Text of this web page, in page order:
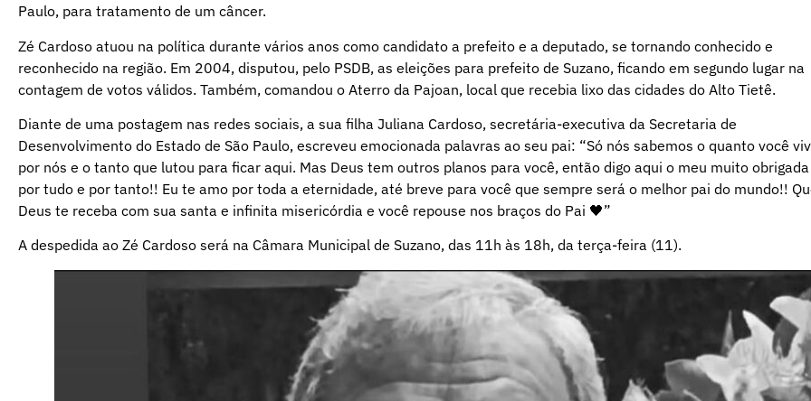
Paulo, para tratamento de um câncer.
Zé Cardoso atuou na política durante vários anos como candidato a prefeito e a deputado, se tornando conhecido e
reconhecido na região. Em 2004, disputou, pelo PSDB, as eleições para prefeito de Suzano, ficando em segundo lugar na
contagem de votos válidos. Também, comandou o Aterro da Pajoan, local que recebia lixo das cidades do Alto Tietê.
Diante de uma postagem nas redes sociais, a sua filha Juliana Cardoso, secretária-executiva da Secretaria de
Desenvolvimento do Estado de São Paulo, escreveu emocionada palavras ao seu pai: “Só nós sabemos o quanto você
por nós e o tanto que lutou para ficar aqui. Mas Deus tem outros planos para você, então digo aqui o meu muito obrigada
por tudo e por tanto!! Eu te amo por toda a eternidade, até breve para você que sempre será o melhor pai do mundo!!
Deus te receba com sua santa e infinita misericórdia e você repouse nos braços do Pai 🖤”
A despedida ao Zé Cardoso será na Câmara Municipal de Suzano, das 11h às 18h, da terça-feira (11).